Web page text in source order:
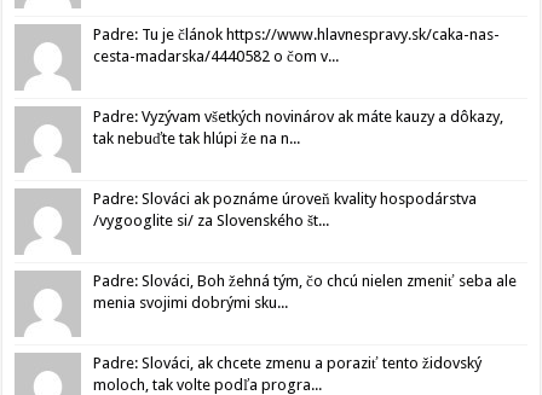
Padre: Tu je článok https://www.hlavnespravy.sk/caka-nas-
cesta-madarska/4440582 o čom v...
Padre: Vyzývam všetkých novinárov ak máte kauzy a dôkazy,
tak nebuďte tak hlúpi že na n...
Padre: Slováci ak poznáme úroveň kvality hospodárstva
/vygooglite si/ za Slovenského št...
Padre: Slováci, Boh žehná tým, čo chcú nielen zmeniť seba ale
menia svojimi dobrými sku...
Padre: Slováci, ak chcete zmenu a poraziť tento židovský
moloch, tak volte podľa progra...